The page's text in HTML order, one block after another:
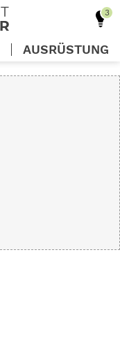
AUSRÜSTUNG